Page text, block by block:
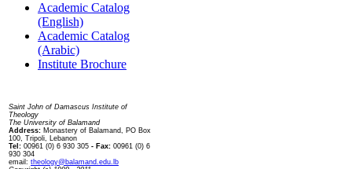
Academic Catalog
(English)
Academic Catalog
(Arabic)
Institute Brochure
Saint John of Damascus Institute of
Theology
The University of Balamand
Address: Monastery of Balamand, PO Box
100, Tripoli, Lebanon
Tel: 00961 (0) 6 930 305 - Fax: 00961 (0) 6
930 304
email: theology@balamand.edu.lb